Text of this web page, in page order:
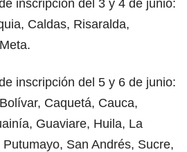
inscripción del 3 y 4 de junio:
Caldas, Risaralda,
inscripción del 5 y 6 de junio:
Caquetá, Cauca,
Guaviare, Huila, La
San Andrés, Sucre,